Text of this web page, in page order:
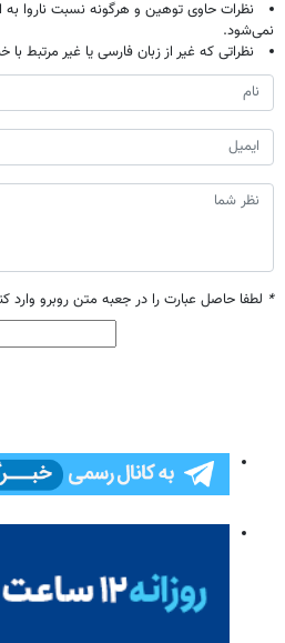
نظرات حاوی توهین و هرگونه نسبت ناروا
نمی‌شود.
نظراتی که غیر از زبان فارسی یا غیر مرتبط
* لطفا حاصل عبارت را در جعبه متن روبرو وارد